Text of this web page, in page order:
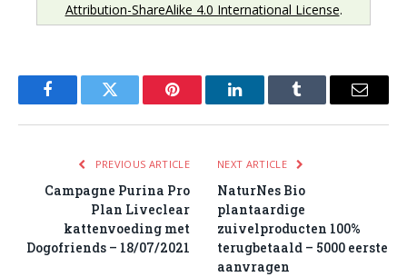
Attribution-ShareAlike 4.0 International License.
FacebookTwitter Pinterest LinkedInTumblr Email
PREVIOUS ARTICLE
Campagne Purina Pro
Plan Liveclear
kattenvoeding met
Dogofriends – 18/07/2021
NEXT ARTICLE
NaturNes Bio
plantaardige
zuivelproducten 100%
terugbetaald – 5000 eerste
aanvragen